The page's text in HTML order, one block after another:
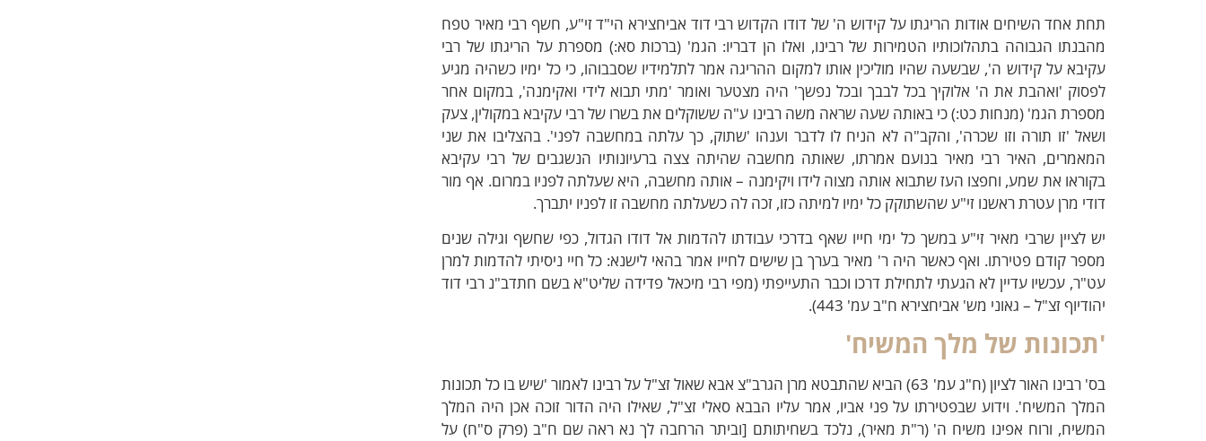
תחת אחד השיחים אודות הריגתו על קידוש ה' של דודו הקדוש רבי דוד אביחצירא הי"ד זי"ע, חשף רבי מאיר טפח
מהבנתו הגבוהה בתהלוכותיו הטמירות של רבינו, ואלו הן דבריו: הגמ' (ברכות סא:) מספרת על הריגתו של רבי
עקיבא על קידוש ה', שבשעה שהיו מוליכין אותו למקום ההריגה אמר לתלמידיו שסבבוהו, כי כל ימיו כשהיה מגיע
לפסוק 'ואהבת את ה' אלוקיך בכל לבבך ובכל נפשך' היה מצטער ואומר 'מתי תבוא לידי ואקימנה', במקום אחר
מספרת הגמ' (מנחות כט:) כי באותה שעה שראה משה רבינו ע"ה ששוקלים את בשרו של רבי עקיבא במקולין, צעק
ושאל 'זו תורה וזו שכרה', והקב"ה לא הניח לו לדבר וענהו 'שתוק, כך עלתה במחשבה לפני'. בהצליבו את שני
המאמרים, האיר רבי מאיר בנועם אמרתו, שאותה מחשבה שהיתה צצה ברעיונותיו הנשגבים של רבי עקיבא
בקוראו את שמע, וחפצו העז שתבוא אותה מצוה לידו ויקימנה – אותה מחשבה, היא שעלתה לפניו במרום. אף מור
דודי מרן עטרת ראשנו זי"ע שהשתוקק כל ימיו למיתה כזו, זכה לה כשעלתה מחשבה זו לפניו יתברך.
יש לציין שרבי מאיר זי"ע במשך כל ימי חייו שאף בדרכי עבודתו להדמות אל דודו הגדול, כפי שחשף וגילה שנים
מספר קודם פטירתו. ואף כאשר היה ר' מאיר בערך בן שישים לחייו אמר בהאי לישנא: כל חיי ניסיתי להדמות למרן
עט"ר, עכשיו עדיין לא הגעתי לתחילת דרכו וכבר התעייפתי (מפי רבי מיכאל פדידה שליט"א בשם חתדב"נ רבי דוד
יהודיוף זצ"ל – גאוני מש' אביחצירא ח"ב עמ' 443).
'תכונות של מלך המשיח'
בס' רבינו האור לציון (ח"ג עמ' 63) הביא שהתבטא מרן הגרב"צ אבא שאול זצ"ל על רבינו לאמור 'שיש בו כל תכונות
המלך המשיח'. וידוע שבפטירתו על פני אביו, אמר עליו הבבא סאלי זצ"ל, שאילו היה הדור זוכה אכן היה המלך
המשיח, ורוח אפינו משיח ה' (ר"ת מאיר), נלכד בשחיתותם [וביתר הרחבה לך נא ראה שם ח"ב (פרק ס"ח) על